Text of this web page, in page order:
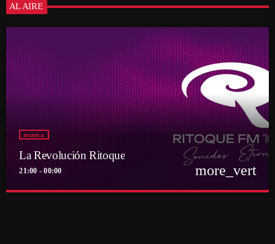
AL AIRE
musica
La Revolución Ritoque
21:00 - 00:00 more_vert